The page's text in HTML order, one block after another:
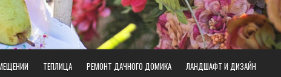
ТЕПЛИЦА РЕМОНТ ДАЧНОГО ДОМИКА
ЛАНДШАФТ И ДИЗАЙН